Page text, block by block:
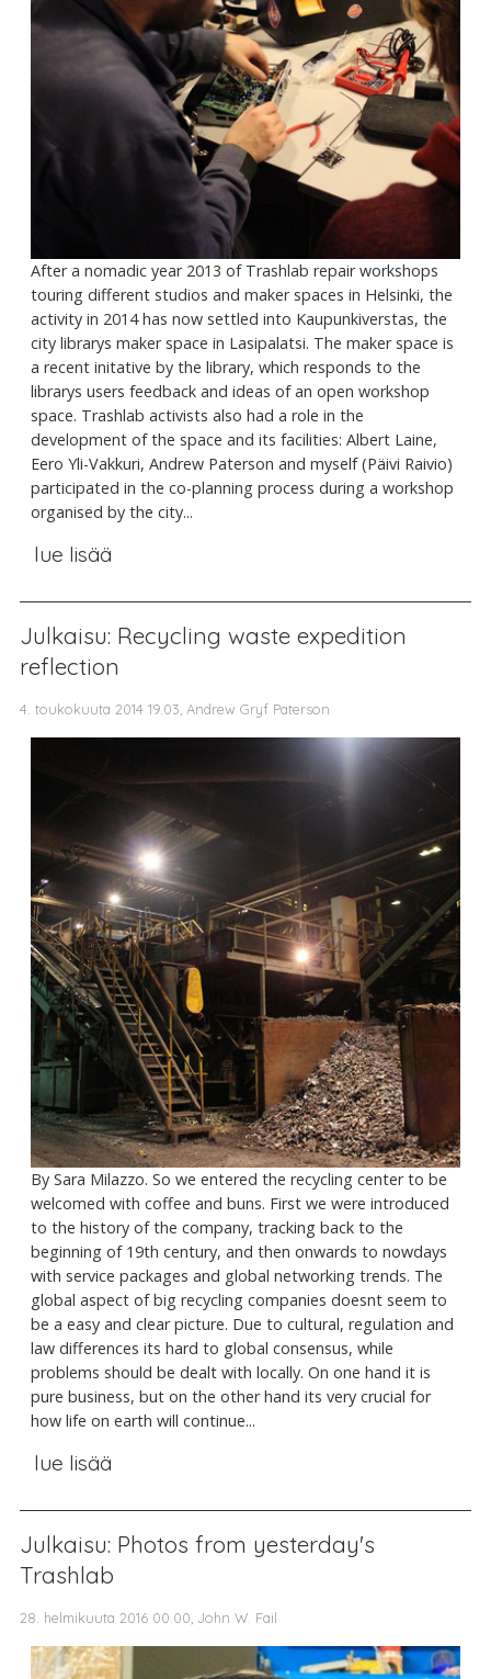
After a nomadic year 2013 of Trashlab repair workshops
touring different studios and maker spaces in Helsinki, the
activity in 2014 has now settled into Kaupunkiverstas, the
city librarys maker space in Lasipalatsi. The maker space is
a recent initative by the library, which responds to the
librarys users feedback and ideas of an open workshop
space. Trashlab activists also had a role in the
development of the space and its facilities: Albert Laine,
Eero Yli-Vakkuri, Andrew Paterson and myself (Päivi Raivio)
participated in the co-planning process during a workshop
organised by the city...
lue lisää
Julkaisu: Recycling waste expedition
reflection
4. toukokuuta 2014 19.03, Andrew Gryf Paterson
By Sara Milazzo. So we entered the recycling center to be
welcomed with coffee and buns. First we were introduced
to the history of the company, tracking back to the
beginning of 19th century, and then onwards to nowdays
with service packages and global networking trends. The
global aspect of big recycling companies doesnt seem to
be a easy and clear picture. Due to cultural, regulation and
law differences its hard to global consensus, while
problems should be dealt with locally. On one hand it is
pure business, but on the other hand its very crucial for
how life on earth will continue...
lue lisää
Julkaisu: Photos from yesterday's
Trashlab
28. helmikuuta 2016 00.00, John W. Fail